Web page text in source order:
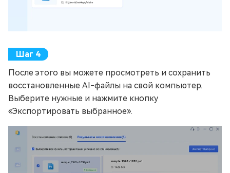
После этого вы можете просмотреть и сохранить
восстановленные AI-файлы на свой компьютер.
Выберите нужные и нажмите кнопку
«Экспортировать выбранное».